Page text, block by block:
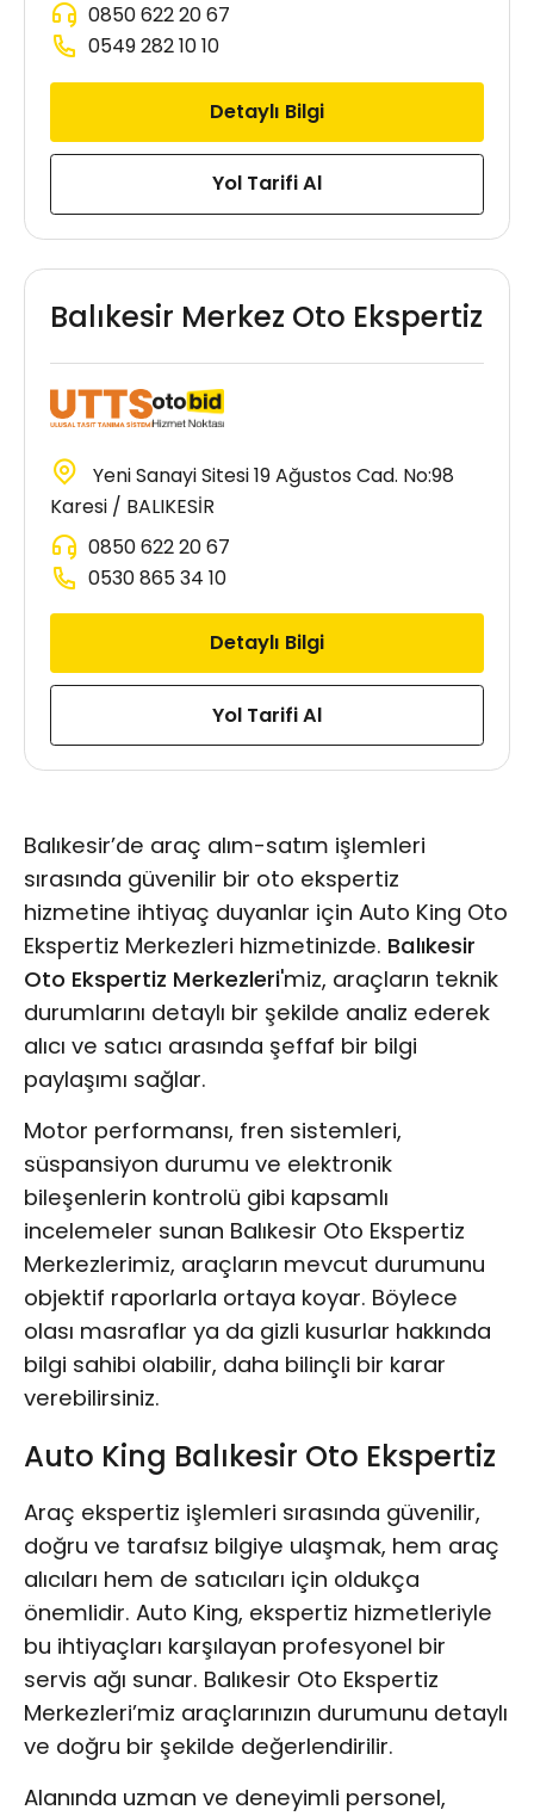
0850 622 20 67
0549 282 10 10
Detaylı Bilgi
Yol Tarifi Al
Balıkesir Merkez Oto Ekspertiz
Yeni Sanayi Sitesi 19 Ağustos Cad. No:98
Karesi / BALIKESİR
0850 622 20 67
0530 865 34 10
Detaylı Bilgi
Yol Tarifi Al
Balıkesir’de araç alım-satım işlemleri
sırasında güvenilir bir oto ekspertiz
hizmetine ihtiyaç duyanlar için Auto King Oto
Ekspertiz Merkezleri hizmetinizde. Balıkesir
Oto Ekspertiz Merkezleri'miz, araçların teknik
durumlarını detaylı bir şekilde analiz ederek
alıcı ve satıcı arasında şeffaf bir bilgi
paylaşımı sağlar.
Motor performansı, fren sistemleri,
süspansiyon durumu ve elektronik
bileşenlerin kontrolü gibi kapsamlı
incelemeler sunan Balıkesir Oto Ekspertiz
Merkezlerimiz, araçların mevcut durumunu
objektif raporlarla ortaya koyar. Böylece
olası masraflar ya da gizli kusurlar hakkında
bilgi sahibi olabilir, daha bilinçli bir karar
verebilirsiniz.
Auto King Balıkesir Oto Ekspertiz
Araç ekspertiz işlemleri sırasında güvenilir,
doğru ve tarafsız bilgiye ulaşmak, hem araç
alıcıları hem de satıcıları için oldukça
önemlidir. Auto King, ekspertiz hizmetleriyle
bu ihtiyaçları karşılayan profesyonel bir
servis ağı sunar. Balıkesir Oto Ekspertiz
Merkezleri’miz araçlarınızın durumunu detaylı
ve doğru bir şekilde değerlendirilir.
Alanında uzman ve deneyimli personel,